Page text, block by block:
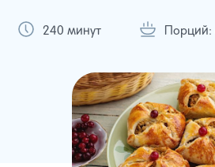
240 минут Порций: